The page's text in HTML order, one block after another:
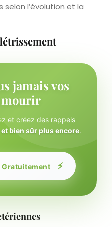
l’évolution et la
jamais vos
mourir
et créez des rappels
et bien sûr plus encore.
Gratuitement ⚡